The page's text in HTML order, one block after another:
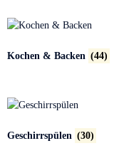
Kochen & Backen (44)
Geschirrspülen (30)